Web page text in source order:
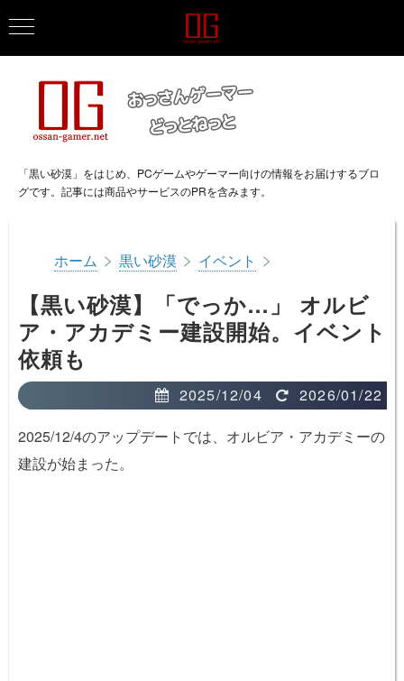
「黒い砂漠」をはじめ、PCゲームやゲーマー向けの情報をお届けするブロ
グです。記事には商品やサービスのPRを含みます。
ホーム > 黒い砂漠 > イベント >
【黒い砂漠】「でっか…」 オルビ
ア・アカデミー建設開始。イベント
依頼も
2025/12/04
2026/01/22
2025/12/4のアップデートでは、オルビア・アカデミーの
建設が始まった。